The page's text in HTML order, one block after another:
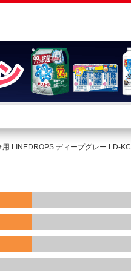
サービス
ト取り置き
用 LINEDROPS ディープグレー LD-